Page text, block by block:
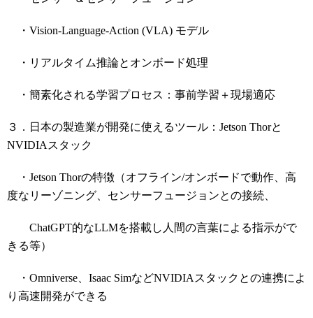
・Vision-Language-Action (VLA) モデル
・リアルタイム推論とオンボード処理
・簡素化される学習プロセス：事前学習＋現場適応
３．日本の製造業が開発に使えるツール：Jetson Thorと
NVIDIAスタック
・Jetson Thorの特徴（オフライン/オンボードで動作、高
度なリーゾニング、センサーフュージョンとの接続、
ChatGPT的なLLMを搭載し人間の言葉による指示がで
きる等）
・Omniverse、Isaac SimなどNVIDIAスタックとの連携によ
り高速開発ができる